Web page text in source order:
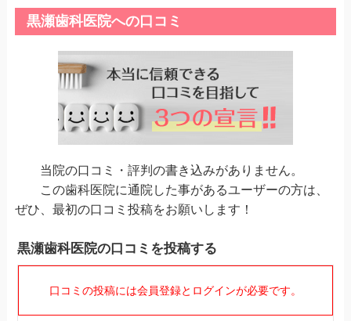
黒瀬歯科医院への口コミ
当院の口コミ・評判の書き込みがありません。
この歯科医院に通院した事があるユーザーの方は、
ぜひ、最初の口コミ投稿をお願いします！
黒瀬歯科医院の口コミを投稿する
口コミの投稿には会員登録とログインが必要です。